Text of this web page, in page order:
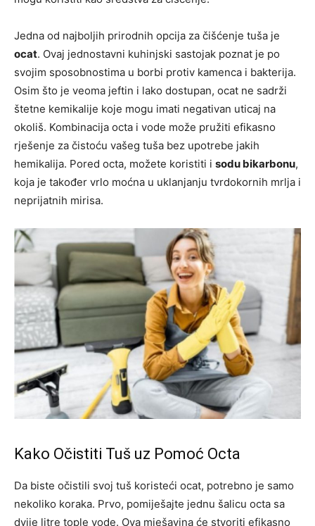
Jedna od najboljih prirodnih opcija za čišćenje tuša je
ocat. Ovaj jednostavni kuhinjski sastojak poznat je po
svojim sposobnostima u borbi protiv kamenca i bakterija.
Osim što je veoma jeftin i lako dostupan, ocat ne sadrži
štetne kemikalije koje mogu imati negativan uticaj na
okoliš. Kombinacija octa i vode može pružiti efikasno
rješenje za čistoću vašeg tuša bez upotrebe jakih
hemikalija. Pored octa, možete koristiti i sodu bikarbonu,
koja je također vrlo moćna u uklanjanju tvrdokornih mrlja i
neprijatnih mirisa.
Kako Očistiti Tuš uz Pomoć Octa
Da biste očistili svoj tuš koristeći ocat, potrebno je samo
nekoliko koraka. Prvo, pomiješajte jednu šalicu octa sa
dvije litre tople vode. Ova mješavina će stvoriti efikasno